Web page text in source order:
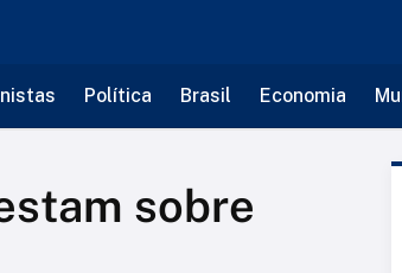
Política Brasil Economia
sobre